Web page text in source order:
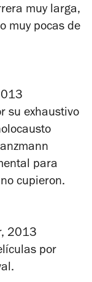
muy larga,
muy pocas de
su exhaustivo
para
cupieron.
2013
por